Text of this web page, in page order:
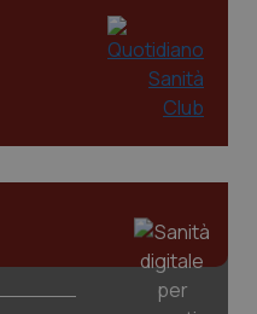
www.quotidianosanita.it
.quotidianosanita.it
mese